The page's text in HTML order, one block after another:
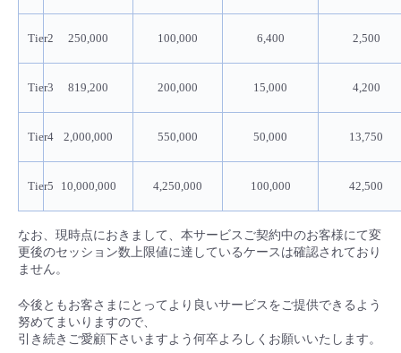
■ 基本構築ガイド
- クラウド / サーバー
- Flexible InterConnect
- Flexible Remote Access
- vUTM2
Tier2 250,000 100,000 6,400 2,500
Tier3 819,200 200,000 15,000 4,200
Tier4 2,000,000 550,000 50,000 13,750
Tier5 10,000,000 4,250,000 100,000 42,500
なお、現時点におきまして、本サービスご契約中のお客様にて変
更後のセッション数上限値に達しているケースは確認されており
ません。
今後ともお客さまにとってより良いサービスをご提供できるよう
努めてまいりますので、​
引き続きご愛顧下さいますよう何卒よろしくお願いいたします。​